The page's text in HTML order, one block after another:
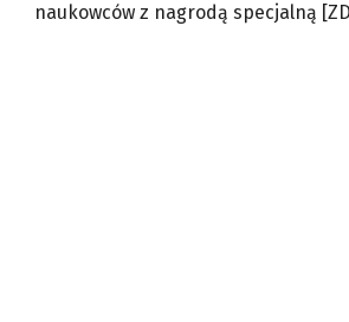
naukowców z nagrodą specjalną